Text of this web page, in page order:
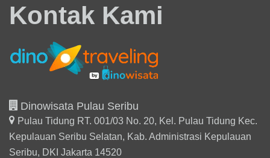
Kontak Kami
Dinowisata Pulau Seribu
Pulau Tidung RT. 001/03 No. 20, Kel. Pulau Tidung Kec.
Kepulauan Seribu Selatan, Kab. Administrasi Kepulauan
Seribu, DKI Jakarta 14520